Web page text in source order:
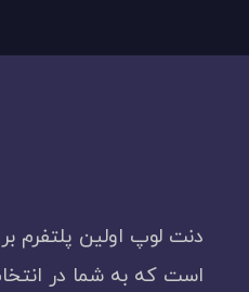
دنت لوپ اولین پلتفرم
است که به شما در